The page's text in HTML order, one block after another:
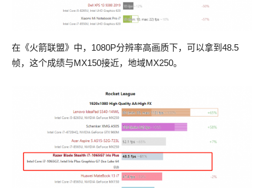
在《火箭联盟》中，1080P分辨率高画质下，可以拿到48.5
帧，这个成绩与MX150接近，地域MX250。